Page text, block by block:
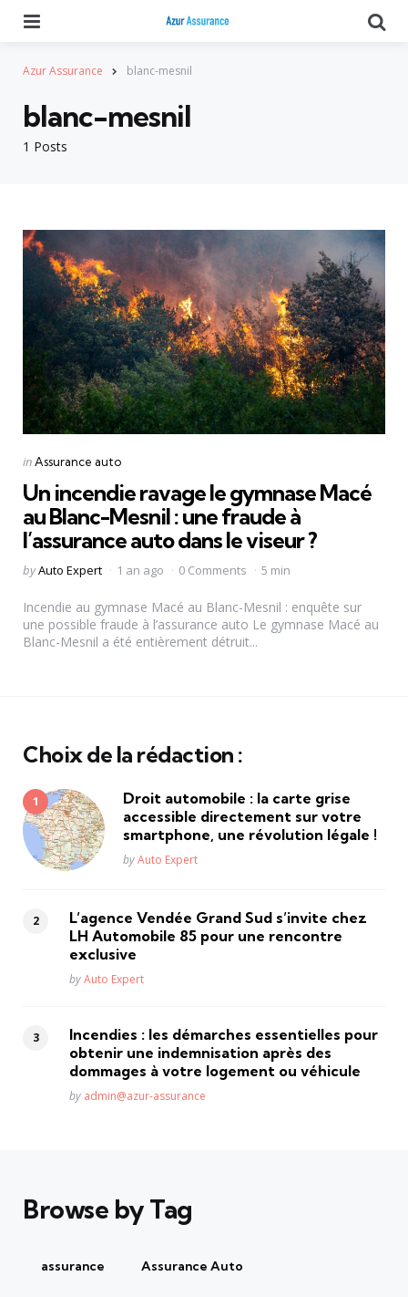
Azur Assurance blanc-mesnil
1 Posts
blanc-mesnil
Categories
Posted
inAssurance auto
Un incendie ravage le gymnase Macé
au Blanc-Mesnil : une fraude à
l’assurance auto dans le viseur ?
Posted
byAuto Expert 1 an ago 0 Comments 5 min
Incendie au gymnase Macé au Blanc-Mesnil : enquête sur
une possible fraude à l’assurance auto Le gymnase Macé au
Blanc-Mesnil a été entièrement détruit...
Choix de la rédaction :
Droit automobile : la carte grise
accessible directement sur votre
smartphone, une révolution légale !
Posted
byAuto Expert
L’agence Vendée Grand Sud s’invite chez
LH Automobile 85 pour une rencontre
exclusive
Posted
byAuto Expert
Incendies : les démarches essentielles pour
obtenir une indemnisation après des
dommages à votre logement ou véhicule
Posted
by admin@azur-assurance
Browse by Tag
assurance Assurance Auto